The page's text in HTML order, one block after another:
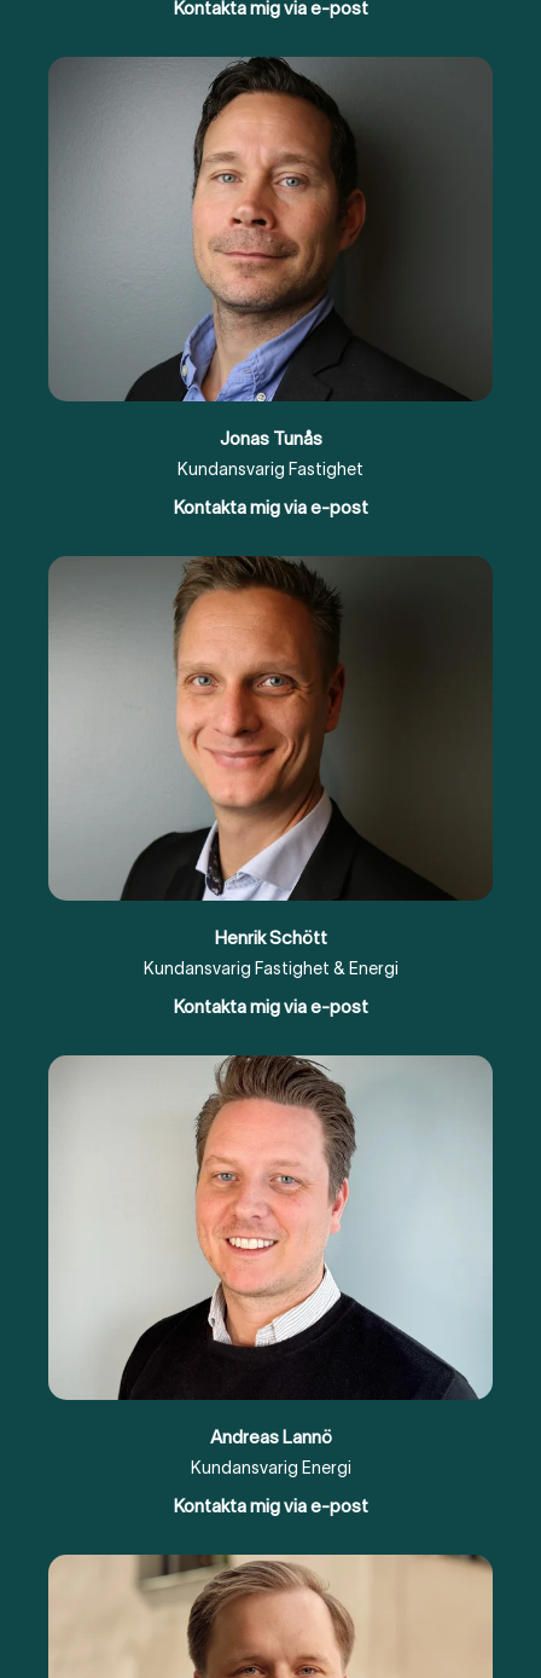
Kontakta mig via e-post
Jonas Tunås
Kundansvarig Fastighet
Kontakta mig via e-post
Henrik Schött
Kundansvarig Fastighet & Energi
Kontakta mig via e-post
Andreas Lannö
Kundansvarig Energi
Kontakta mig via e-post